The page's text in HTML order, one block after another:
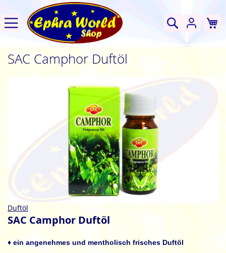
Suche
SAC Camphor Duftöl
Zum
Anfang
Bildgalerie
springen
Duftöl
SAC Camphor Duftöl
♦ ein angenehmes und mentholisch frisches Duftöl